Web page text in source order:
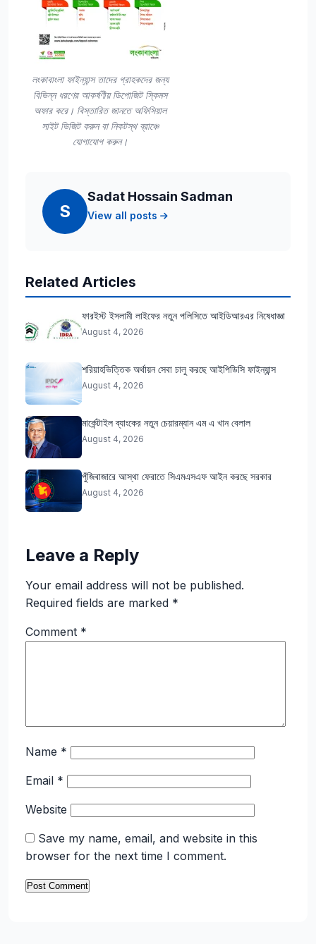
লংকাবাংলা ফাইন্যান্স তাদের গ্রাহকদের জন্য
বিভিন্ন ধরণের আকর্ষণীয় ডিপোজিট স্কিমস
অফার করে। বিস্তারিত জানতে অফিসিয়াল
সাইট ভিজিট করুন বা নিকটস্থ ব্রাঞ্চে
যোগাযোগ করুন।
S
Sadat Hossain Sadman
View all posts
Related Articles
ফারইস্ট ইসলামী লাইফের নতুন পলিসিতে আইডিআরএর নিষেধাজ্ঞা
August 4, 2026
শরিয়াহভিত্তিক অর্থায়ন সেবা চালু করছে আইপিডিসি ফাইন্যান্স
August 4, 2026
মার্কেন্টাইল ব্যাংকের নতুন চেয়ারম্যান এম এ খান বেলাল
August 4, 2026
পুঁজিবাজারে আস্থা ফেরাতে সিএমএসএফ আইন করছে সরকার
August 4, 2026
Leave a Reply
Your email address will not be published.
Required fields are marked *
Comment *
Name *
Email *
Website
Save my name, email, and website in this
browser for the next time I comment.